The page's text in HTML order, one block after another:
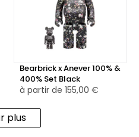
Bearbrick x Anever 100% &
400% Set Black
à partir de 155,00 €
plus